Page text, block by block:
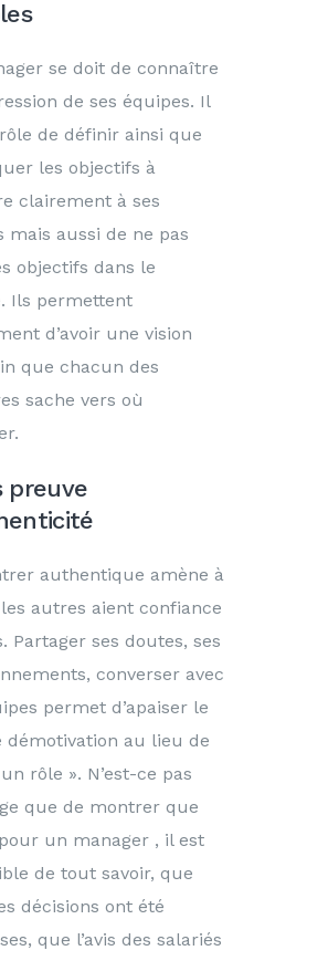
se doit de connaître
de ses équipes. Il
de définir ainsi que
les objectifs à
clairement à ses
mais aussi de ne pas
objectifs dans le
Ils permettent
d’avoir une vision
que chacun des
sache vers où
preuve
authentique amène à
autres aient confiance
Partager ses doutes, ses
converser avec
permet d’apaiser le
démotivation au lieu de
rôle ». N’est-ce pas
que de montrer que
un manager , il est
de tout savoir, que
décisions ont été
que l’avis des salariés